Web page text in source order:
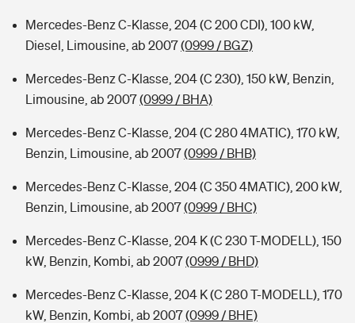
Mercedes-Benz C-Klasse, 204 (C 200 CDI), 100 kW,
Diesel, Limousine, ab 2007(0999 / BGZ)
Mercedes-Benz C-Klasse, 204 (C 230), 150 kW, Benzin,
Limousine, ab 2007(0999 / BHA)
Mercedes-Benz C-Klasse, 204 (C 280 4MATIC), 170 kW,
Benzin, Limousine, ab 2007(0999 / BHB)
Mercedes-Benz C-Klasse, 204 (C 350 4MATIC), 200 kW,
Benzin, Limousine, ab 2007(0999 / BHC)
Mercedes-Benz C-Klasse, 204 K (C 230 T-MODELL), 150
kW, Benzin, Kombi, ab 2007(0999 / BHD)
Mercedes-Benz C-Klasse, 204 K (C 280 T-MODELL), 170
kW, Benzin, Kombi, ab 2007(0999 / BHE)